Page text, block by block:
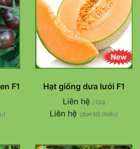
F1
Hạt giống dưa lưới F1
Liên hệ / Giá
Liên hệ (đơn tối thiểu)